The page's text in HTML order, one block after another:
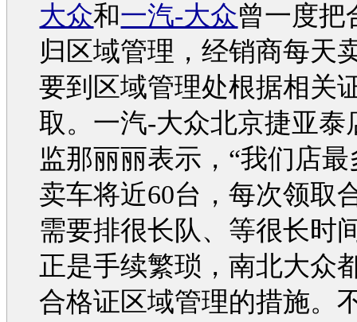
大众和一汽-大众曾一度把
归区域管理，经销商每天
要到区域管理处根据相关
取。 一汽-大众北京捷亚泰
监那丽丽表示，“我们店
卖车将近60台，每次领取
需要排很长队、等很长时
正是手续繁琐，南北大众
合格证区域管理的措施。